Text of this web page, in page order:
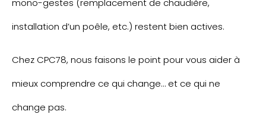
mono-gestes (remplacement de chaudière,
installation d’un poêle, etc.) restent bien actives.
Chez CPC78, nous faisons le point pour vous aider à
mieux comprendre ce qui change… et ce qui ne
change pas.